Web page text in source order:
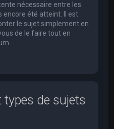
nécessaire entre les
encore été atteint. Il est
le sujet simplement en
de le faire tout en
types de sujets